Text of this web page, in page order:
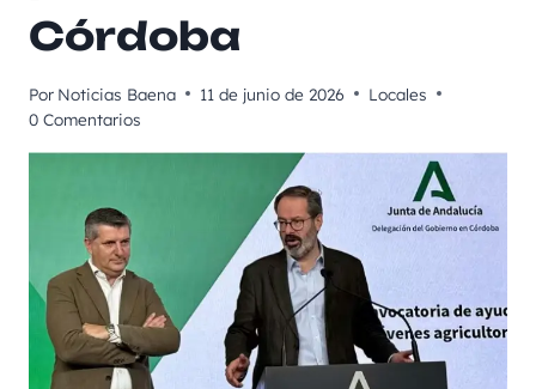
Córdoba
Por Noticias Baena 11 de junio de 2026
Locales
0 Comentarios